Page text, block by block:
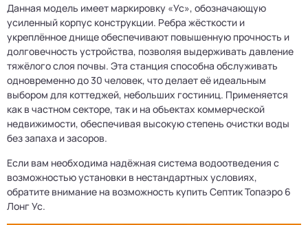
Данная модель имеет маркировку «Ус», обозначающую
усиленный корпус конструкции. Ребра жёсткости и
укреплённое днище обеспечивают повышенную прочность и
долговечность устройства, позволяя выдерживать давление
тяжёлого слоя почвы. Эта станция способна обслуживать
одновременно до 30 человек, что делает её идеальным
выбором для коттеджей, небольших гостиниц. Применяется
как в частном секторе, так и на объектах коммерческой
недвижимости, обеспечивая высокую степень очистки воды
без запаха и засоров.
Если вам необходима надёжная система водоотведения с
возможностью установки в нестандартных условиях,
обратите внимание на возможность купить Септик Топаэро 6
Лонг Ус.